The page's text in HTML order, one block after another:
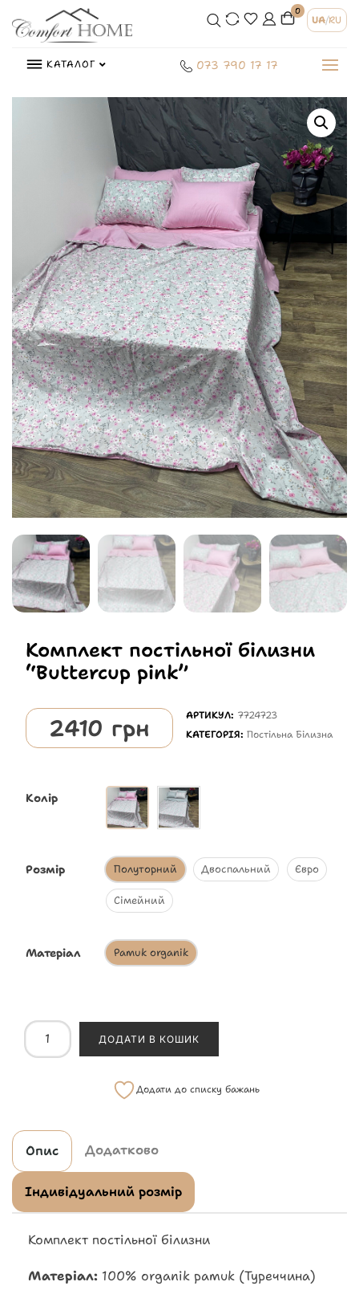
0
UA/RU
КАТАЛОГ 073 790 17 17
Комплект постільної білизни
“Buttercup pink”
2410 грн АРТИКУЛ: 7724723
КАТЕГОРІЯ:Постільна Білизна
Колір
Розмір Полуторний Двоспальний Євро
Сімейний
Матеріал Pamuk organik
ДОДАТИ В КОШИК
Додати до списку бажань
Опис Додатково
Індивідуальний розмір
Комплект постільної білизни
Матеріал: 100% organik pamuk (Туреччина)